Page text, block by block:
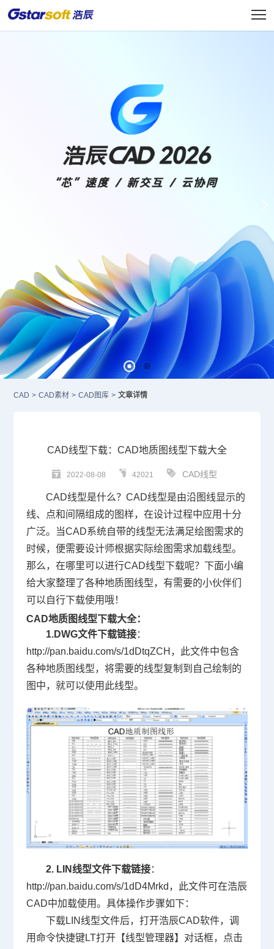
CAD > CAD素材 > CAD图库 > 文章详情
CAD线型下载：CAD地质图线型下载大全
2022-08-08 42021 CAD线型
CAD线型是什么？CAD线型是由沿图线显示的
线、点和间隔组成的图样，在设计过程中应用十分
广泛。当CAD系统自带的线型无法满足绘图需求的
时候，便需要设计师根据实际绘图需求加载线型。
那么，在哪里可以进行CAD线型下载呢？下面小编
给大家整理了各种地质图线型，有需要的小伙伴们
可以自行下载使用哦！
CAD地质图线型下载大全：
1.DWG文件下载链接：
http://pan.baidu.com/s/1dDtqZCH，此文件中包含
各种地质图线型，将需要的线型复制到自己绘制的
图中，就可以使用此线型。
2. LIN线型文件下载链接：
http://pan.baidu.com/s/1dD4Mrkd，此文件可在浩辰
CAD中加载使用。具体操作步骤如下：
下载LIN线型文件后，打开浩辰CAD软件，调
用命令快捷键LT打开【线型管理器】对话框，点击